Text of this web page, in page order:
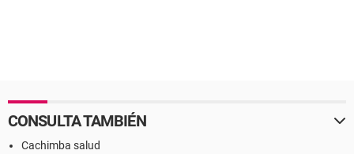
CONSULTA TAMBIÉN
Cachimba salud